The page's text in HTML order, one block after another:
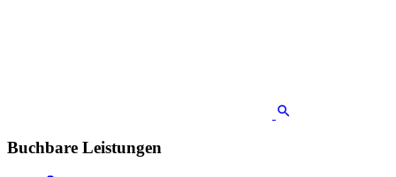
Buchbare Leistungen